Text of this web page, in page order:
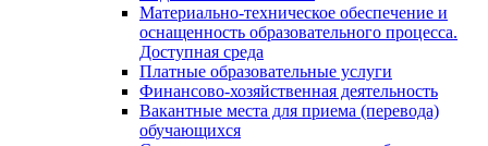
Материально-техническое обеспечение и
оснащенность образовательного процесса.
Доступная среда
Платные образовательные услуги
Финансово-хозяйственная деятельность
Вакантные места для приема (перевода)
обучающихся